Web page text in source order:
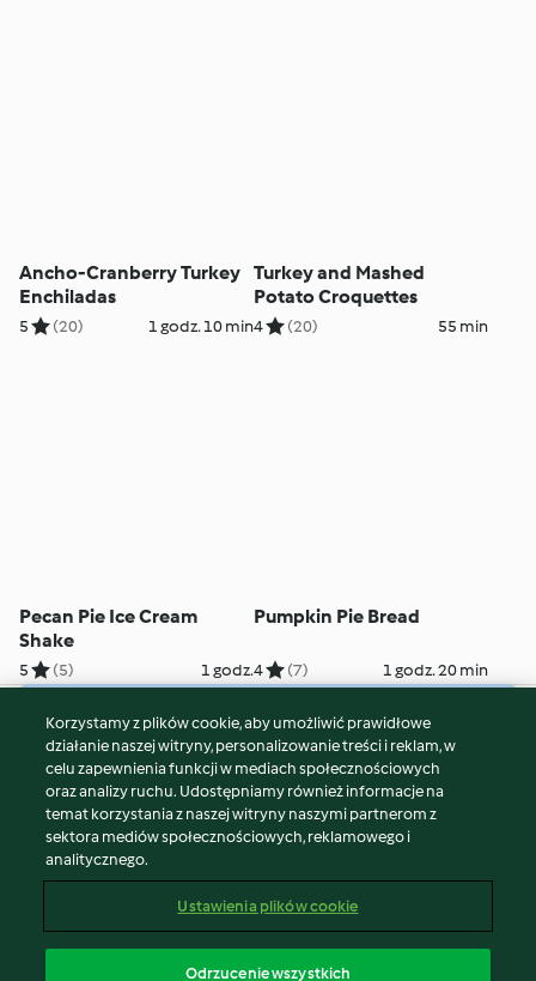
Ancho-Cranberry Turkey
Enchiladas
5 (20) 1 godz. 10 min
Turkey and Mashed
Potato Croquettes
4 (20) 55 min
Pecan Pie Ice Cream
Shake
5 (5) 1 godz.
Pumpkin Pie Bread
4 (7) 1 godz. 20 min
© Copyright 2026
Warunki korzystania
Polityka prywatności
Disclaimer
Znak wydawcy
Zgłoś treść
Korzystamy z plików cookie, aby umożliwić prawidłowe
działanie naszej witryny, personalizowanie treści i reklam, w
celu zapewnienia funkcji w mediach społecznościowych
oraz analizy ruchu. Udostępniamy również informacje na
temat korzystania z naszej witryny naszymi partnerom z
sektora mediów społecznościowych, reklamowego i
analitycznego.
Ustawienia plików cookie
Odrzucenie wszystkich